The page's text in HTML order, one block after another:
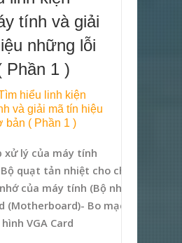
tính và giải
những lỗi
Phần 1 )
hiểu linh kiện
và giải mã tín hiệu
bản ( Phần 1 )
xử lý của máy tính
Bộ quạt tản nhiệt cho chip CPU
nhớ của máy tính (Bộ nhớ truy cập
(Motherboard)- Bo mạch chính
VGA Card